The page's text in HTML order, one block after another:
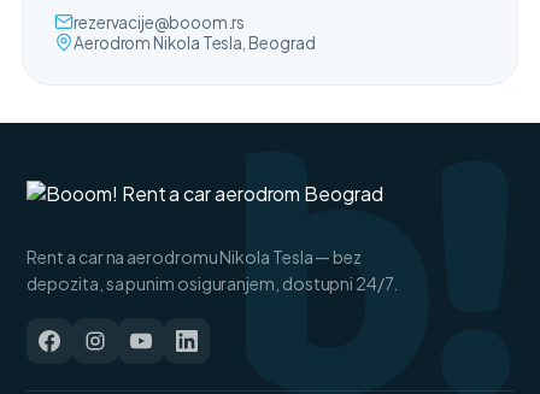
rezervacije@booom.rs
Aerodrom Nikola Tesla, Beograd
Rent a car na aerodromu Nikola Tesla — bez
depozita, sa punim osiguranjem, dostupni 24/7.